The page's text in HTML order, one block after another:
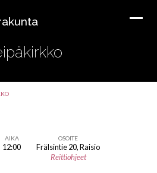
AIKA
12:00
OSOITE
Frälsintie 20, Raisio
Reittiohjeet